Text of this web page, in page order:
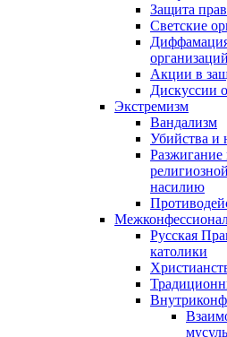
Защита
Светские
Акции в
Дискуссии
Экстремизм
Вандализм
Убийства и
насилию
Русская
католики